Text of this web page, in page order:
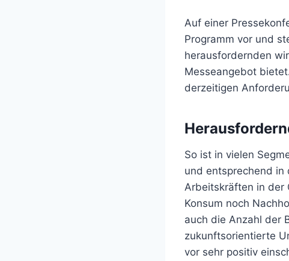
Auf einer
Programm vor und
herausfordernden
Messeangebot
derzeitigen
So ist in vielen
und entsprechend in
Arbeitskräften in der
Konsum noch
auch die Anzahl der
zukunftsorientierte
vor sehr positiv